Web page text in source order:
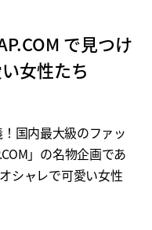
で見つけ
女性たち
国内最大級のファッ
」の名物企画であ
シャレで可愛い女性